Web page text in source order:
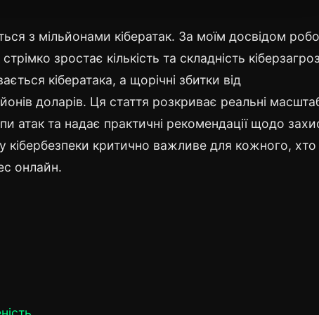
з мільйонами кібератак. За моїм досвідом
зростає кількість та складність
кібератака, а щорічні збитки від
доларів. Ця стаття розкриває реальні
атак та надає практичні рекомендації щодо
кібербезпеки критично важливе для кожного, хто
онлайн.